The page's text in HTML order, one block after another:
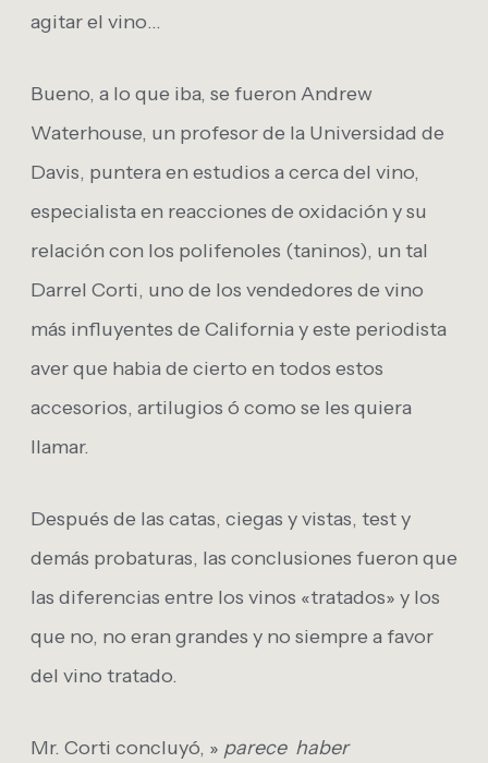
agitar el vino…
Bueno, a lo que iba, se fueron Andrew
Waterhouse, un profesor de la Universidad de
Davis, puntera en estudios a cerca del vino,
especialista en reacciones de oxidación y su
relación con los polifenoles (taninos), un tal
Darrel Corti, uno de los vendedores de vino
más influyentes de California y este periodista
aver que habia de cierto en todos estos
accesorios, artilugios ó como se les quiera
llamar.
Después de las catas, ciegas y vistas, test y
demás probaturas, las conclusiones fueron que
las diferencias entre los vinos «tratados» y los
que no, no eran grandes y no siempre a favor
del vino tratado.
Mr. Corti concluyó, » parece haber